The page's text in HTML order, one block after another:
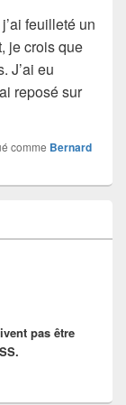
feuilleté un
je crois que
J’ai eu
reposé sur
Jungho
comme Bernard
pas être